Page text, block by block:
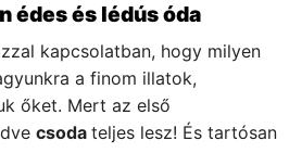
édes és lédús óda
kapcsolatban, hogy milyen
a finom illatok,
őket. Mert az első
csoda teljes lesz! És tartósan